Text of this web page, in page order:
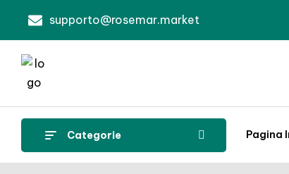
supporto@rosemar.market
Categorie Pagina